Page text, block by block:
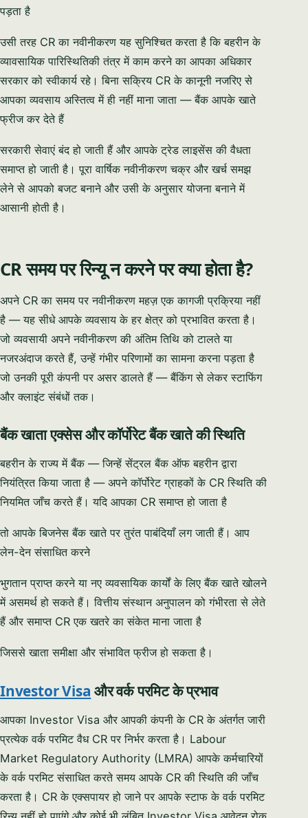
पड़ता है
उसी तरह CR का नवीनीकरण यह सुनिश्चित करता है कि बहरीन के
व्यावसायिक पारिस्थितिकी तंत्र में काम करने का आपका अधिकार
सरकार को स्वीकार्य रहे। बिना सक्रिय CR के कानूनी नजरिए से
आपका व्यवसाय अस्तित्व में ही नहीं माना जाता — बैंक आपके खाते
फ्रीज कर देते हैं
सरकारी सेवाएं बंद हो जाती हैं और आपके ट्रेड लाइसेंस की वैधता
समाप्त हो जाती है। पूरा वार्षिक नवीनीकरण चक्र और खर्च समझ
लेने से आपको बजट बनाने और उसी के अनुसार योजना बनाने में
आसानी होती है।
CR समय पर रिन्यू न करने पर क्या होता है?
अपने CR का समय पर नवीनीकरण महज़ एक कागजी प्रक्रिया नहीं
है — यह सीधे आपके व्यवसाय के हर क्षेत्र को प्रभावित करता है।
जो व्यवसायी अपने नवीनीकरण की अंतिम तिथि को टालते या
नजरअंदाज करते हैं, उन्हें गंभीर परिणामों का सामना करना पड़ता है
जो उनकी पूरी कंपनी पर असर डालते हैं — बैंकिंग से लेकर स्टाफिंग
और क्लाइंट संबंधों तक।
बैंक खाता एक्सेस और कॉर्पोरेट बैंक खाते की स्थिति
बहरीन के राज्य में बैंक — जिन्हें सेंट्रल बैंक ऑफ बहरीन द्वारा
नियंत्रित किया जाता है — अपने कॉर्पोरेट ग्राहकों के CR स्थिति की
नियमित जाँच करते हैं। यदि आपका CR समाप्त हो जाता है
तो आपके बिजनेस बैंक खाते पर तुरंत पाबंदियाँ लग जाती हैं। आप
लेन-देन संसाधित करने
भुगतान प्राप्त करने या नए व्यवसायिक कार्यों के लिए बैंक खाते खोलने
में असमर्थ हो सकते हैं। वित्तीय संस्थान अनुपालन को गंभीरता से लेते
हैं और समाप्त CR एक खतरे का संकेत माना जाता है
जिससे खाता समीक्षा और संभावित फ्रीज हो सकता है।
Investor Visa और वर्क परमिट के प्रभाव
आपका Investor Visa और आपकी कंपनी के CR के अंतर्गत जारी
प्रत्येक वर्क परमिट वैध CR पर निर्भर करता है। Labour
Market Regulatory Authority (LMRA) आपके कर्मचारियों
के वर्क परमिट संसाधित करते समय आपके CR की स्थिति की जाँच
करता है। CR के एक्सपायर हो जाने पर आपके स्टाफ के वर्क परमिट
Hello and a very warm welcome! I’m Syeda
Khatoon Zahra. I am here to personally guide
you through your company formation in
Bahrain. Could you share what industry you're
08:51 PM
YOUR NAME
EMAIL ADDRESS
PHONE / WHATSAPP
I CAN HELP YOU WITH…
Start chatting →
No obligation · Replies within 1 business hour · Your data stays